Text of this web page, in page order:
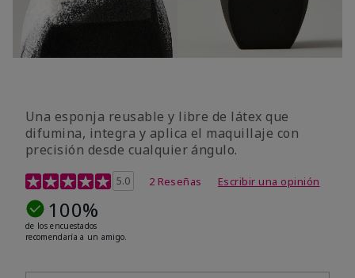
Una esponja reusable y libre de látex que
difumina, integra y aplica el maquillaje con
precisión desde cualquier ángulo.
Calificación de clientes de 5 de 5
5.0 2 Reseñas Escribir una opinión
100%
de los encuestados
recomendaría a un amigo.